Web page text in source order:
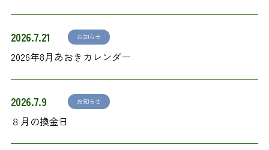
2026.7.21 お知らせ
2026年8月あおきカレンダー
2026.7.9 お知らせ
８月の換金日